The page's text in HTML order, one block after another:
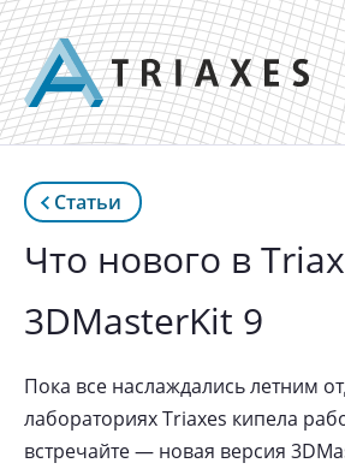
Статьи
Что нового в
3DMasterKit 9
Пока все наслаждались летним
лабораториях Triaxes кипела
встречайте — новая версия